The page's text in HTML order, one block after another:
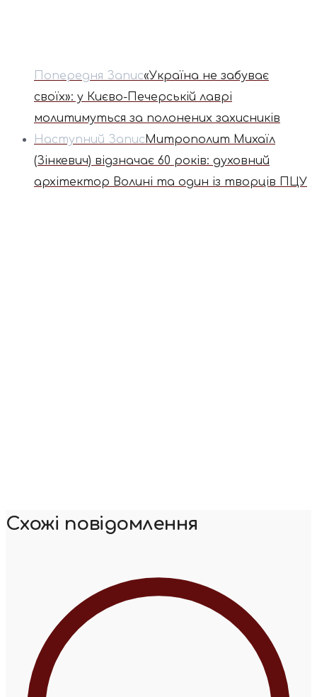
Попередня Запис«Україна не забуває
своїх»: у Києво-Печерській лаврі
молитимуться за полонених захисників
Наступний ЗаписМитрополит Михаїл
(Зінкевич) відзначає 60 років: духовний
архітектор Волині та один із творців ПЦУ
Схожі повідомлення